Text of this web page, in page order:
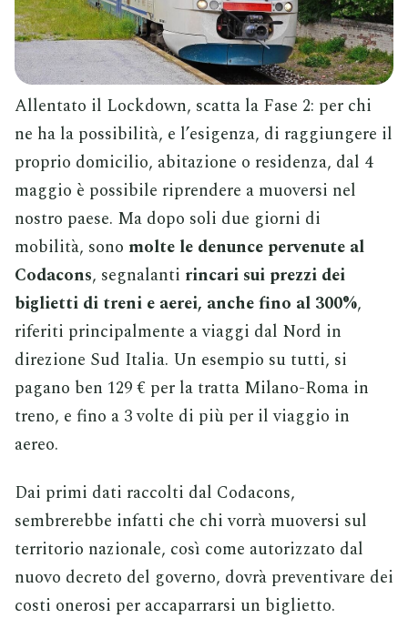
Allentato il Lockdown, scatta la Fase 2: per chi
ne ha la possibilità, e l’esigenza, di raggiungere il
proprio domicilio, abitazione o residenza, dal 4
maggio è possibile riprendere a muoversi nel
nostro paese. Ma dopo soli due giorni di
mobilità, sono molte le denunce pervenute al
Codacons, segnalanti rincari sui prezzi dei
biglietti di treni e aerei, anche fino al 300%,
riferiti principalmente a viaggi dal Nord in
direzione Sud Italia. Un esempio su tutti, si
pagano ben 129 € per la tratta Milano-Roma in
treno, e fino a 3 volte di più per il viaggio in
aereo.
Dai primi dati raccolti dal Codacons,
sembrerebbe infatti che chi vorrà muoversi sul
territorio nazionale, così come autorizzato dal
nuovo decreto del governo, dovrà preventivare dei
costi onerosi per accaparrarsi un biglietto.